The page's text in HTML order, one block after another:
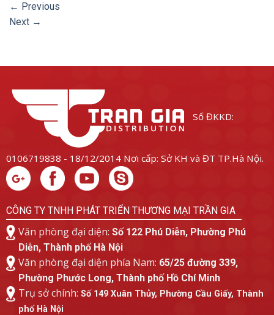
← Previous
Next →
Số ĐKKD:
0106719838 - 18/12/2014 Nơi cấp: Sở KH và ĐT TP.Hà Nội.
CÔNG TY TNHH PHÁT TRIỂN THƯƠNG MẠI TRẦN GIA
Văn phòng đại diện: Số 122 Phú Diễn, Phường Phú
Diễn, Thành phố Hà Nội
Văn phòng đại diện phía Nam: 65/25 đường 339,
Phường Phước Long, Thành phố Hồ Chí Minh
Trụ sở chính: Số 149 Xuân Thủy, Phường Cầu Giấy, Thành
phố Hà Nội